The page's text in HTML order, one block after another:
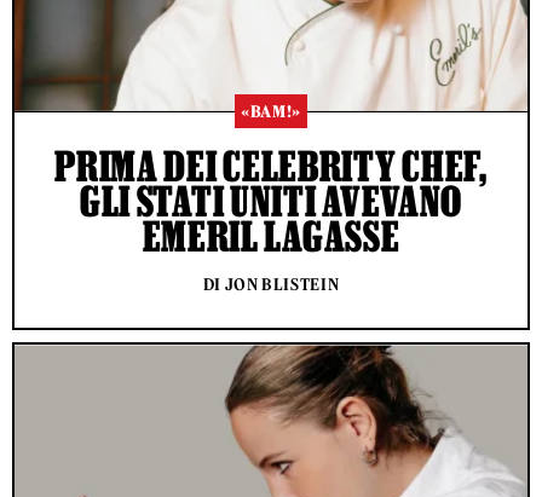
«BAM!»
PRIMA DEI CELEBRITY CHEF,
GLI STATI UNITI AVEVANO
EMERIL LAGASSE
DI JON BLISTEIN